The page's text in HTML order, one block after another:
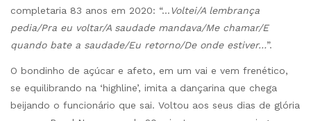
completaria 83 anos em 2020: “…Voltei/A lembrança
pedia/Pra eu voltar/A saudade mandava/Me chamar/E
quando bate a saudade/Eu retorno/De onde estiver…”.
O bondinho de açúcar e afeto, em um vai e vem frenético,
se equilibrando na ‘highline’, imita a dançarina que chega
beijando o funcionário que sai. Voltou aos seus dias de glória